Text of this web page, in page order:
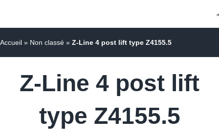
Accueil » Non classé » Z-Line 4 post lift type Z4155.5
Z-Line 4 post lift
type Z4155.5